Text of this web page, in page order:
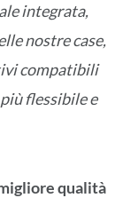
integrata,
nostre case,
compatibili
flessibile e
qualità